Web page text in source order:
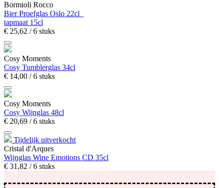
Bormioli Rocco
Bier Proefglas Oslo 22cl
tapmaat 15cl
€ 25,62 / 6 stuks
Cosy Moments
Cosy Tumblerglas 34cl
€ 14,00 / 6 stuks
Cosy Moments
Cosy Wijnglas 48cl
€ 20,69 / 6 stuks
Tijdelijk uitverkocht
Cristal d'Arques
Wijnglas Wine Emotions CD 35cl
€ 31,82 / 6 stuks